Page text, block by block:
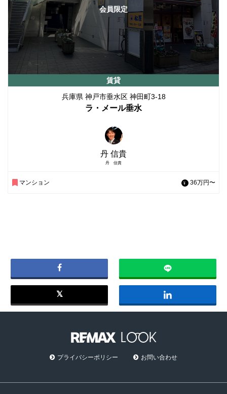
会員限定
賃貸
兵庫県 神戸市垂水区 神田町3-18
ラ・メール垂水
丹 信貴
丹 信貴
マンション 36万円〜
プライバシーポリシー お問い合わせ